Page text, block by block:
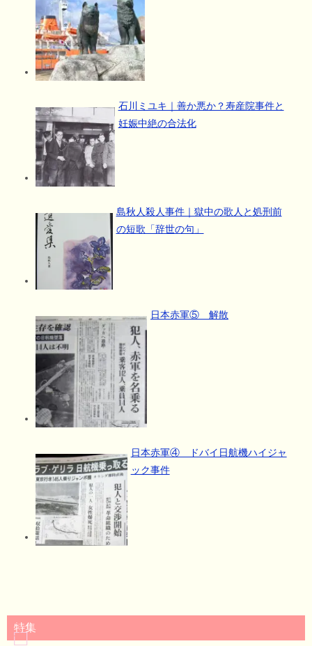
石川ミユキ｜善か悪か？寿産院事件と
妊娠中絶の合法化
島秋人殺人事件｜獄中の歌人と処刑前
の短歌「辞世の句」
日本赤軍⑤ 解散
日本赤軍④ ドバイ日航機ハイジャ
ック事件
特集